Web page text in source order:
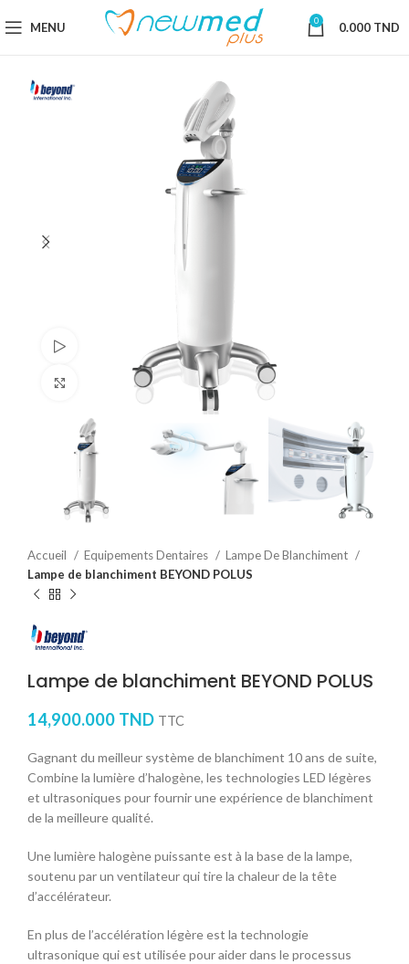
MENU 0 0.000 TND
Regarder la vidéo
Cliquez pour agrandir
Accueil Equipements Dentaires
Lampe De Blanchiment
Lampe de blanchiment BEYOND POLUS
Lampe de blanchiment BEYOND POLUS
14,900.000 TND TTC
Gagnant du meilleur système de blanchiment 10 ans de suite,
Combine la lumière d’halogène, les technologies LED légères
et ultrasoniques pour fournir une expérience de blanchiment
de la meilleure qualité.
Une lumière halogène puissante est à la base de la lampe,
soutenu par un ventilateur qui tire la chaleur de la tête
d’accélérateur.
En plus de l’accélération légère est la technologie
ultrasonique qui est utilisée pour aider dans le processus